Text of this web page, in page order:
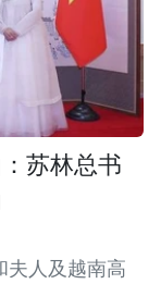
苏林总书
夫人及越南高